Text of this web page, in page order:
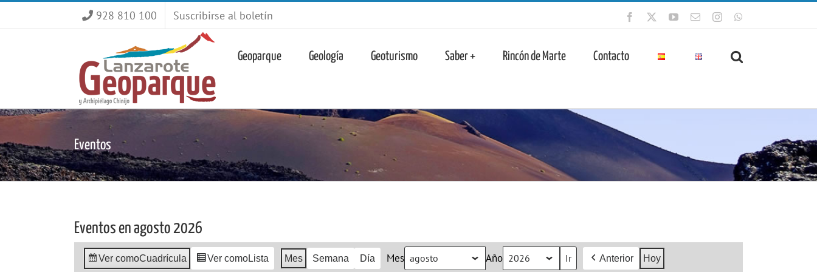
928 810 100 Suscribirse al boletín Facebook YouTube
CorreoInstagram
Geoparque Geología Geoturismo Saber + Rincón de Marte Contacto
Eventos
Eventos en agosto 2026
Ver comoCuadrícula Ver comoLista Mes Semana Día Mes Año Anterior Hoy